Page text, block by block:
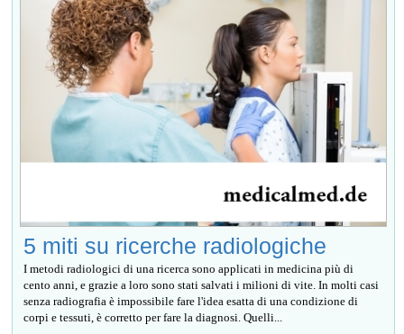
5 miti su ricerche radiologiche
I metodi radiologici di una ricerca sono applicati in medicina più di
cento anni, e grazie a loro sono stati salvati i milioni di vite. In molti casi
senza radiografia è impossibile fare l'idea esatta di una condizione di
corpi e tessuti, è corretto per fare la diagnosi. Quelli...